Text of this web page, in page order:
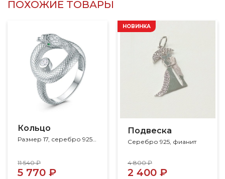
ПОХОЖИЕ ТОВАРЫ
Кольцо
11 540 ₽
5 770 ₽
Подвеска
Серебро 925, фианит
НОВИНКА
4 800 ₽
2 400 ₽